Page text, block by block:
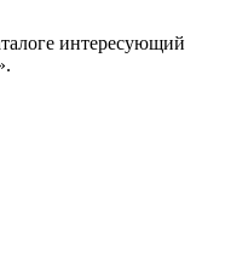
интересующий